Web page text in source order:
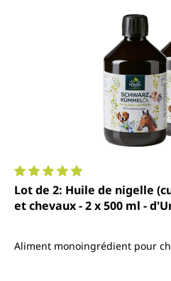
Note moyenne de 4.9 sur 5
Lot de 2: Huile de nigelle
et chevaux - 2 x 500 ml -
Aliment monoingrédient pour